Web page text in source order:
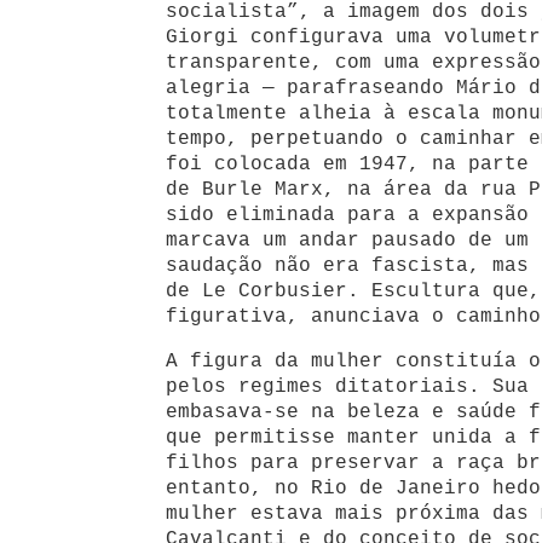
socialista”, a imagem dos
Giorgi configurava uma
transparente, com uma
alegria — parafraseando Mário
totalmente alheia à escala
tempo, perpetuando o caminhar
foi colocada em 1947, na
de Burle Marx, na área da rua
sido eliminada para a
marcava um andar pausado de um
saudação não era fascista,
de Le Corbusier. Escultura
figurativa, anunciava o
A figura da mulher constituía
pelos regimes ditatoriais. Sua
embasava-se na beleza e
que permitisse manter unida a
filhos para preservar a raça
entanto, no Rio de Janeiro
mulher estava mais próxima das